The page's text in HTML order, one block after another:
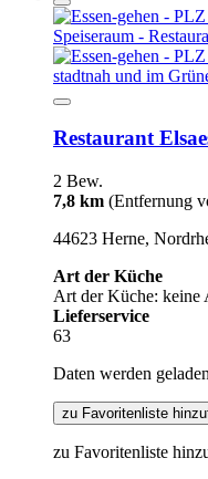
Restaurant
2 Bew.
7,8 km (Entfernung
44623 Herne,
Art der Küche
Art der Küche: keine
Lieferservice
63
Daten werden
zu Favoritenliste
zu Favoritenliste